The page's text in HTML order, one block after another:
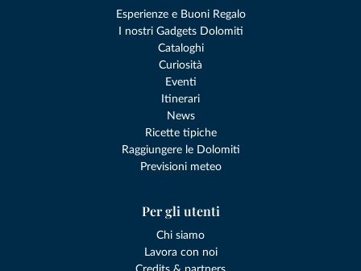
Esperienze e Buoni Regalo
I nostri Gadgets Dolomiti
Cataloghi
Curiosità
Eventi
Itinerari
News
Ricette tipiche
Raggiungere le Dolomiti
Previsioni meteo
Per gli utenti
Chi siamo
Lavora con noi